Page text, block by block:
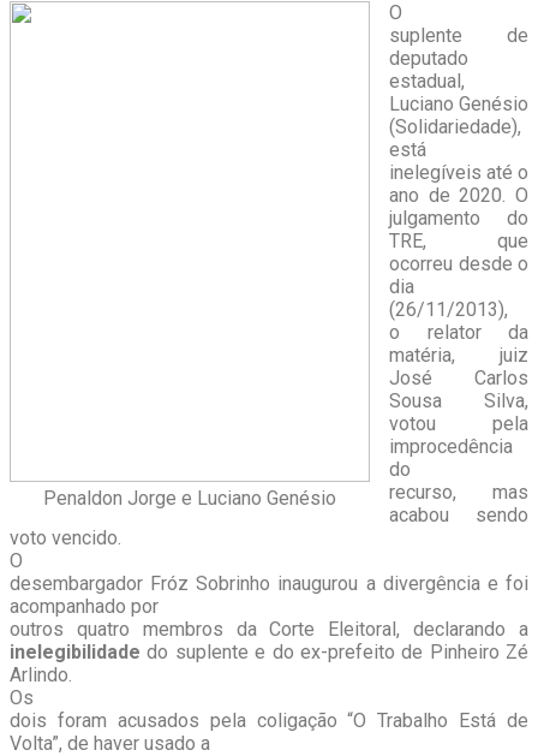
Penaldon Jorge e Luciano Genésio
O
suplente de
deputado
estadual,
Luciano Genésio
(Solidariedade),
está
inelegíveis até o
ano de 2020. O
julgamento do
TRE, que
ocorreu desde o
dia
(26/11/2013),
o relator da
matéria, juiz
José Carlos
Sousa Silva,
votou pela
improcedência
do
recurso, mas
acabou sendo
voto vencido.
O
desembargador Fróz Sobrinho inaugurou a divergência e foi
acompanhado por
outros quatro membros da Corte Eleitoral, declarando a
inelegibilidade do suplente e do ex-prefeito de Pinheiro Zé
Arlindo.
Os
dois foram acusados pela coligação “O Trabalho Está de
Volta”, de haver usado a